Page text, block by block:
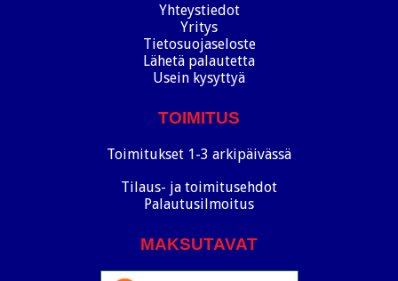
Yhteystiedot
Yritys
Tietosuojaseloste
Lähetä palautetta
Usein kysyttyä
TOIMITUS
Toimitukset 1-3 arkipäivässä
Tilaus- ja toimitusehdot
Palautusilmoitus
MAKSUTAVAT